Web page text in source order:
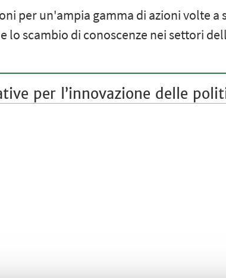
per un'ampia gamma di azioni volte
lo scambio di conoscenze nei settori
per l’innovazione delle